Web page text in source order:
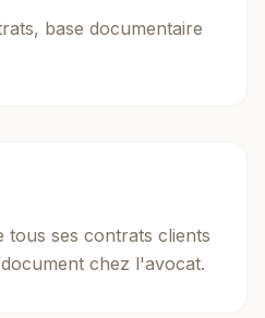
base documentaire
tous ses contrats clients
chez l'avocat.